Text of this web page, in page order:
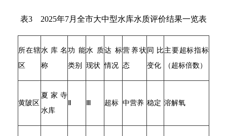
表3 2025年7月全市大中型水库水质评价结果一览表
所在辖
区
水库名
称
功能
类别
水质
现状
达标
情况
营养状
态
同比
变化
主要超标指标
（超标倍数）
黄陂区
夏家寺
水库
超标 中营养 稳定 溶解氧